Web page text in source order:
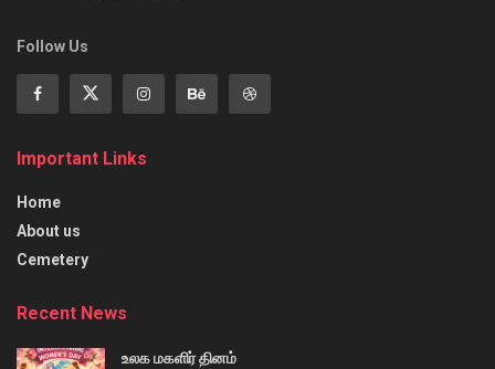
Follow Us
Important Links
Home
About us
Cemetery
Recent News
உலக மகளிர் தினம்